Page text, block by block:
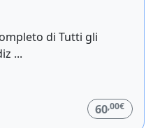
di Tutti gli
...
60,00€